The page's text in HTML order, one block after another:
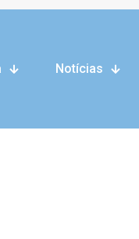
Notícias